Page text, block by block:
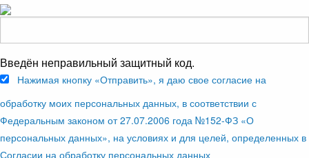
Введён неправильный защитный код.
Нажимая кнопку «Отправить», я даю свое согласие на
обработку моих персональных данных, в соответствии с
Федеральным законом от 27.07.2006 года №152-ФЗ «О
персональных данных», на условиях и для целей, определенных в
Согласии на обработку персональных данных